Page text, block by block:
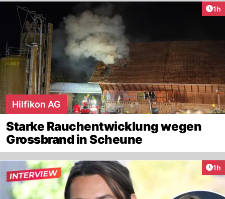
1h
Hilfikon AG
Starke Rauchentwicklung wegen
Grossbrand in Scheune
1h